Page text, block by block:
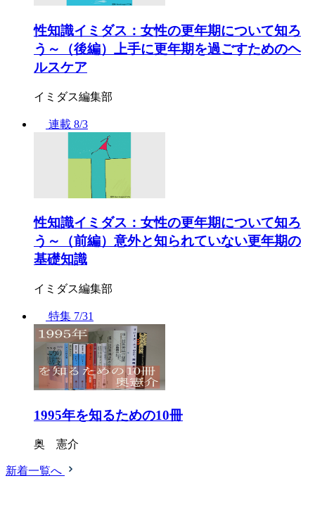
性知識イミダス：女性の更年期について知ろ
う～（後編）上手に更年期を過ごすためのヘ
ルスケア
イミダス編集部
連載 8/3
性知識イミダス：女性の更年期について知ろ
う～（前編）意外と知られていない更年期の
基礎知識
イミダス編集部
特集 7/31
1995年を知るための10冊
奥 憲介
新着一覧へ